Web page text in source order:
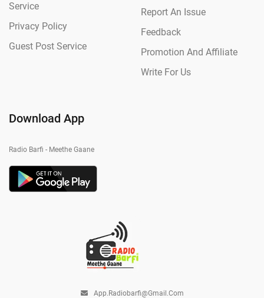
Service
Privacy Policy
Guest Post Service
Report An Issue
Feedback
Promotion And Affiliate
Write For Us
Download App
Radio Barfi - Meethe Gaane
App.radiobarfi@gmail.com